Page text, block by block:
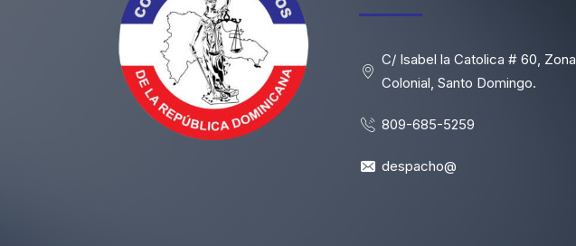
C/ Isabel la Catolica # 60, Zona
Colonial, Santo Domingo.
809-685-5259
despacho@